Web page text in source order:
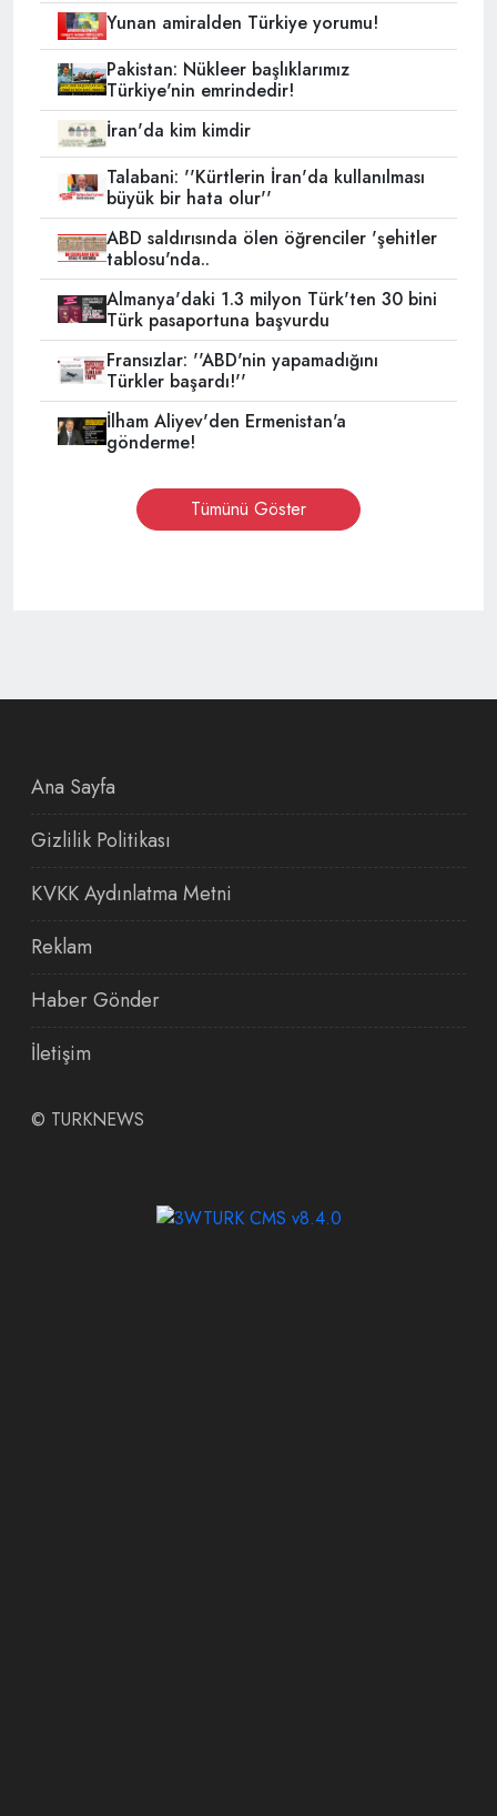
Yunan amiralden Türkiye yorumu!
Pakistan: Nükleer başlıklarımız
Türkiye'nin emrindedir!
İran'da kim kimdir
Talabani: ''Kürtlerin İran'da kullanılması
büyük bir hata olur''
ABD saldırısında ölen öğrenciler 'şehitler
tablosu'nda..
Almanya'daki 1.3 milyon Türk'ten 30 bini
Türk pasaportuna başvurdu
Fransızlar: ''ABD'nin yapamadığını
Türkler başardı!''
İlham Aliyev'den Ermenistan'a
gönderme!
Tümünü Göster
Ana Sayfa
Gizlilik Politikası
KVKK Aydınlatma Metni
Reklam
Haber Gönder
İletişim
© TURKNEWS